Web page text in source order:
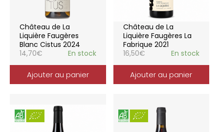
Château de La
Liquière Faugères
Blanc Cistus 2024
14,70€ En stock
Ajouter au panier
Château de La
Liquière Faugères La
Fabrique 2021
16,50€ En stock
Ajouter au panier